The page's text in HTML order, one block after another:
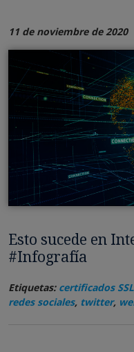
11 de noviembre de 2020
Esto sucede en
#Infografía
Etiquetas: certificados SSL
redes sociales, twitter,